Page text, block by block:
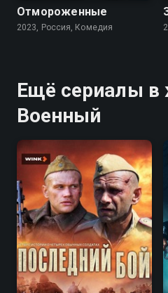
Отмороженные
2023, Россия, Комедия
Ещё сериалы в
Военный